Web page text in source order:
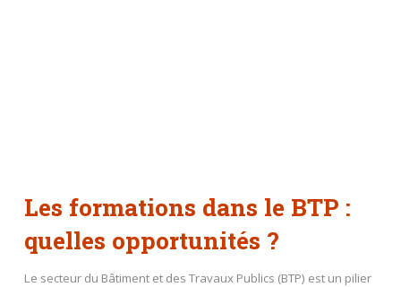
Les formations dans le BTP :
quelles opportunités ?
Le secteur du Bâtiment et des Travaux Publics (BTP) est un pilier